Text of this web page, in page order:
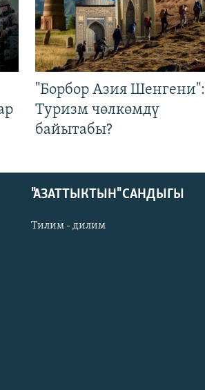
"Борбор Азия Шенгени":
Туризм чөлкөмдү
байытабы?
"АЗАТТЫКТЫН" САНДЫГЫ
Тилим - дилим